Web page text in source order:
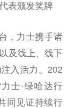
表颁发奖牌
，力士携手诸
及线上、线下
入活力。202
士·绿哈达行
同见证持续行